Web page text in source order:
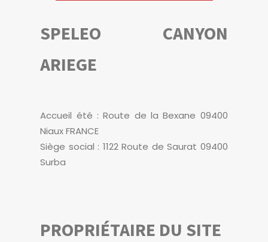
SPELEO CANYON
ARIEGE
Accueil été : Route de la Bexane 09400
Niaux FRANCE
Siège social : 1122 Route de Saurat 09400
Surba
PROPRIÉTAIRE DU SITE